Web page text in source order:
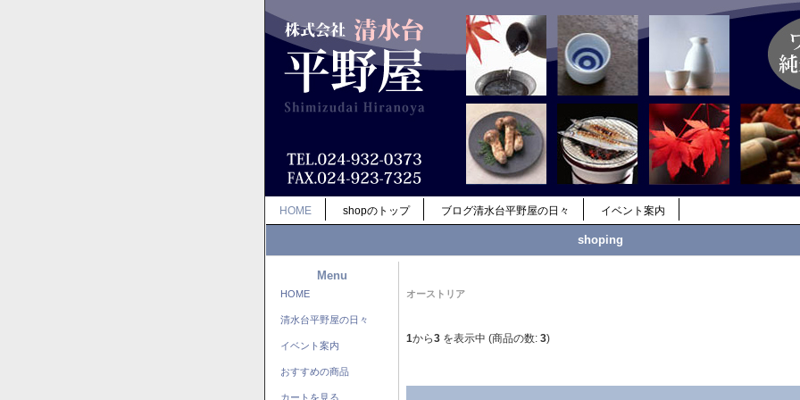
HOME shopのトップ ブログ清水台平野屋の日々 イベント案内
shoping
Menu
HOME
清水台平野屋の日々
イベント案内
おすすめの商品
カートを見る
オーストリア
1から3 を表示中 (商品の数: 3)